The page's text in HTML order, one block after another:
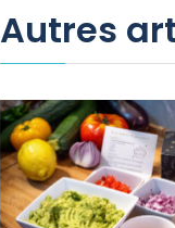
Autres